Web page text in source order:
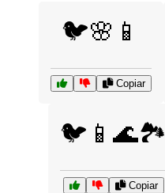
🐦🌸📱
Copiar
🐦📱🌊🏞️
Copiar